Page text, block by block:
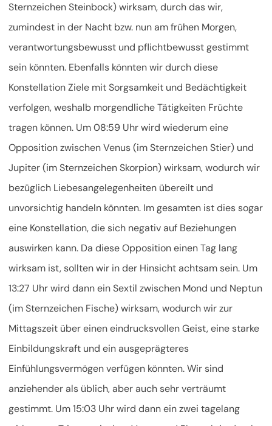
Sternzeichen Steinbock) wirksam, durch das wir,
zumindest in der Nacht bzw. nun am frühen Morgen,
verantwortungsbewusst und pflichtbewusst gestimmt
sein könnten. Ebenfalls könnten wir durch diese
Konstellation Ziele mit Sorgsamkeit und Bedächtigkeit
verfolgen, weshalb morgendliche Tätigkeiten Früchte
tragen können. Um 08:59 Uhr wird wiederum eine
Opposition zwischen Venus (im Sternzeichen Stier) und
Jupiter (im Sternzeichen Skorpion) wirksam, wodurch wir
bezüglich Liebesangelegenheiten übereilt und
unvorsichtig handeln könnten. Im gesamten ist dies sogar
eine Konstellation, die sich negativ auf Beziehungen
auswirken kann. Da diese Opposition einen Tag lang
wirksam ist, sollten wir in der Hinsicht achtsam sein. Um
13:27 Uhr wird dann ein Sextil zwischen Mond und Neptun
(im Sternzeichen Fische) wirksam, wodurch wir zur
Mittagszeit über einen eindrucksvollen Geist, eine starke
Einbildungskraft und ein ausgeprägteres
Einfühlungsvermögen verfügen könnten. Wir sind
anziehender als üblich, aber auch sehr verträumt
gestimmt. Um 15:03 Uhr wird dann ein zwei tagelang